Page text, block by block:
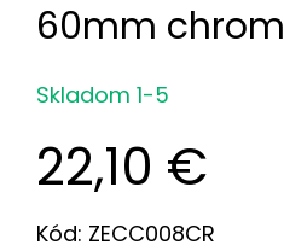
60mm chrom
Skladom 1-5
22,10 €
Kód: ZECC008CR